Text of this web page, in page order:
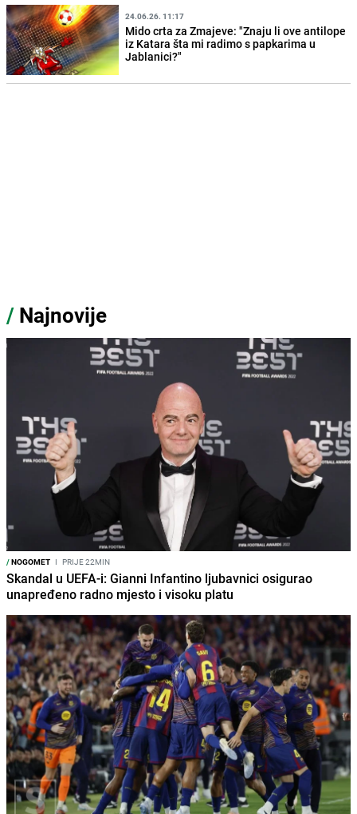
24.06.26. 11:17
Mido crta za Zmajeve: "Znaju li ove antilope
iz Katara šta mi radimo s papkarima u
Jablanici?"
/ Najnovije
/NOGOMET I PRIJE 22MIN
Skandal u UEFA-i: Gianni Infantino ljubavnici osigurao
unapređeno radno mjesto i visoku platu